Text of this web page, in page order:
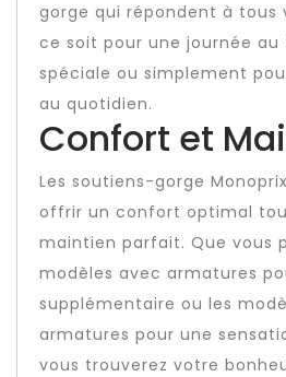
gorge qui répondent à tous
ce soit pour une journée au
spéciale ou simplement
au quotidien.
Confort et
Les soutiens-gorge
offrir un confort optimal
maintien parfait. Que vous
modèles avec armatures
supplémentaire ou les
armatures pour une
vous trouverez votre